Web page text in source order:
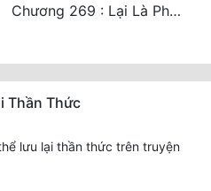
Chương 269 : Lại Là Phan Gia.
Thần Thức
lưu lại thần thức trên truyện